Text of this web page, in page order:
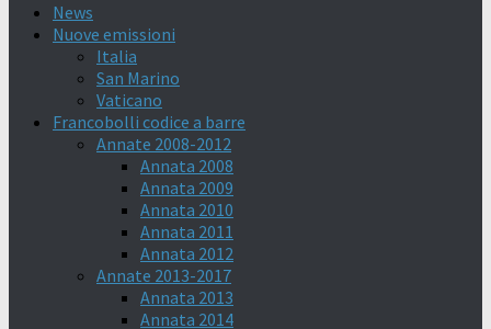
News
Nuove emissioni
Italia
San Marino
Vaticano
Francobolli codice a barre
Annate 2008-2012
Annata 2008
Annata 2009
Annata 2010
Annata 2011
Annata 2012
Annate 2013-2017
Annata 2013
Annata 2014